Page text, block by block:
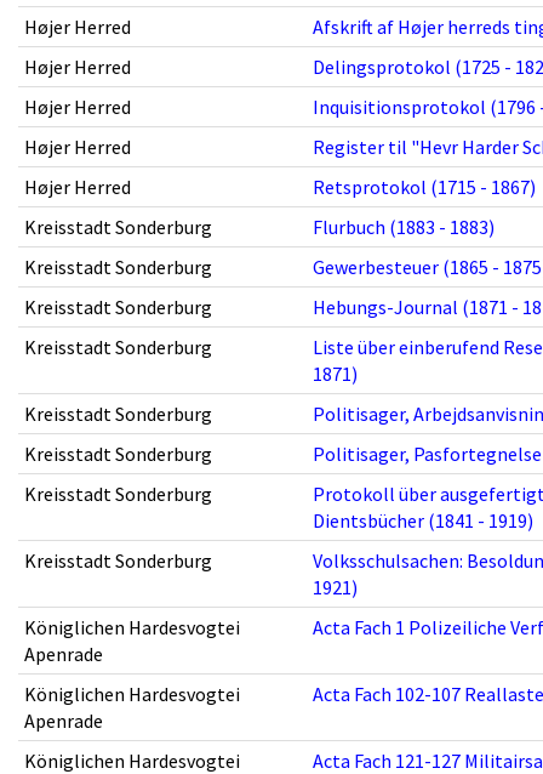
Højer Herred
Afskrift af Højer herreds
Højer Herred
Delingsprotokol (1725 -
Højer Herred
Inquisitionsprotokol (1796
Højer Herred
Register til "Hevr Harder
Højer Herred
Retsprotokol (1715 - 1867)
Kreisstadt Sonderburg
Flurbuch (1883 - 1883)
Kreisstadt Sonderburg
Gewerbesteuer (1865 -
Kreisstadt Sonderburg
Hebungs-Journal (1871 -
Kreisstadt Sonderburg
Liste über einberufend
1871)
Kreisstadt Sonderburg
Politisager,
Kreisstadt Sonderburg
Politisager, Pasfortegnelse
Kreisstadt Sonderburg
Protokoll über
Dientsbücher (1841 - 1919)
Kreisstadt Sonderburg
Volksschulsachen:
1921)
Königlichen Hardesvogtei
Apenrade
Acta Fach 1 Polizeiliche
Königlichen Hardesvogtei
Apenrade
Acta Fach 102-107
Königlichen Hardesvogtei
Acta Fach 121-127